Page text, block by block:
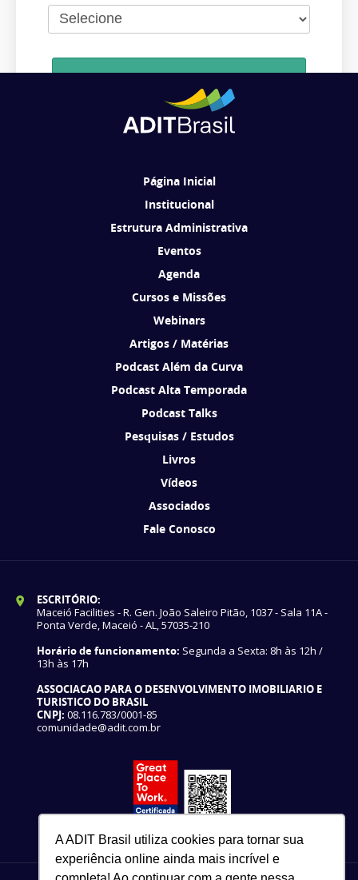
A ADIT Brasil utiliza cookies para tornar sua
experiência online ainda mais incrível e
Ao se cadastrar, você concorda em receber comunicações da ADIT
Página Inicial
Institucional
Estrutura Administrativa
Eventos
Agenda
Cursos e Missões
Webinars
Artigos / Matérias
Podcast Além da Curva
Podcast Alta Temporada
Podcast Talks
Pesquisas / Estudos
Livros
Vídeos
Associados
Fale Conosco
ESCRITÓRIO:
Maceió Facilities - R. Gen. João Saleiro Pitão, 1037 - Sala 11A -
Ponta Verde, Maceió - AL, 57035-210
Horário de funcionamento: Segunda a Sexta: 8h às 12h /
13h às 17h
ASSOCIACAO PARA O DESENVOLVIMENTO IMOBILIARIO E
TURISTICO DO BRASIL
CNPJ: 08.116.783/0001-85
comunidade@adit.com.br